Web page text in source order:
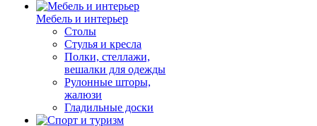
Мебель и интерьер
Столы
Стулья и кресла
Полки, стеллажи,
вешалки для одежды
Рулонные шторы,
жалюзи
Гладильные доски